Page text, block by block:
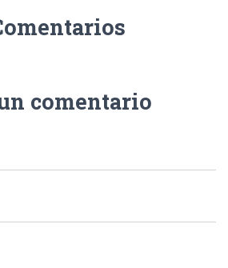
comentario